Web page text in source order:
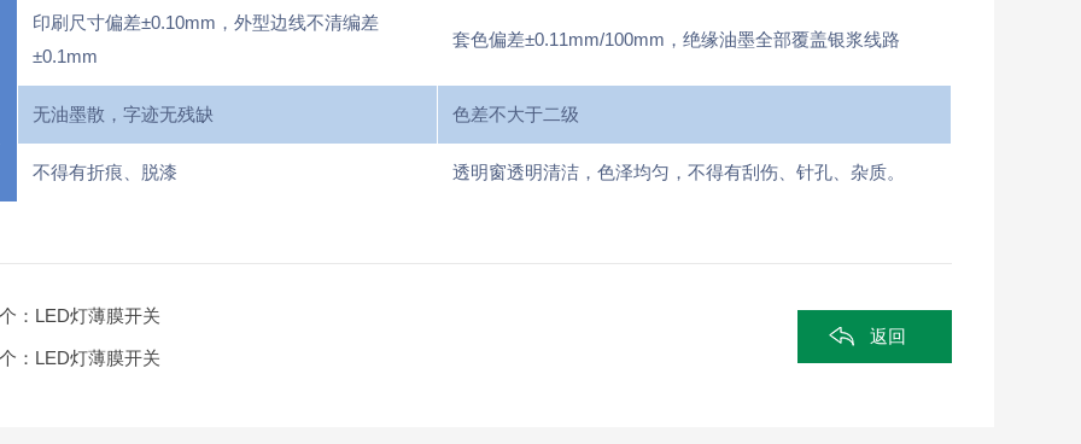
印刷尺寸偏差±0.10mm，外型边线不清编差
±0.1mm
套色偏差±0.11mm/100mm，绝缘油墨全部覆盖银浆线路
无油墨散，字迹无残缺 色差不大于二级
不得有折痕、脱漆 透明窗透明清洁，色泽均匀，不得有刮伤、针孔、杂质。
： LED灯薄膜开关
： LED灯薄膜开关
返回